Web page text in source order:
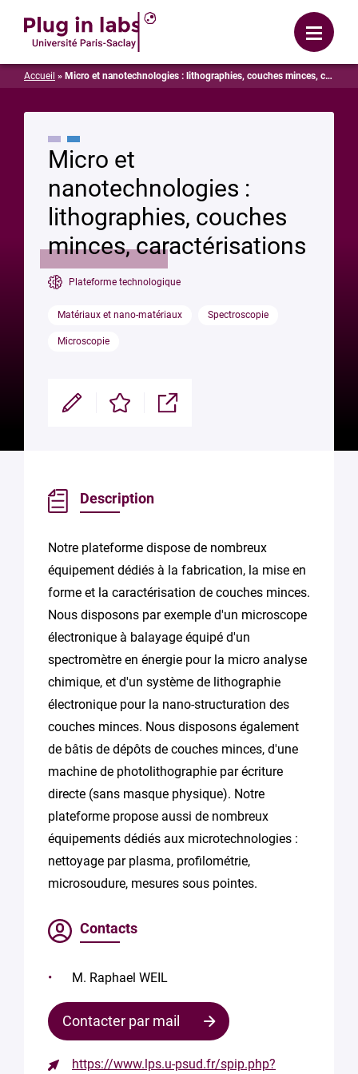
Menu
Accueil » Micro et nanotechnologies : lithographies, couches minces, caractérisations
Micro et
nanotechnologies :
lithographies, couches
minces, caractérisations
Plateforme technologique
Matériaux et nano-matériaux Spectroscopie
Microscopie
Modifier Enregistrer Partager
Description
Notre plateforme dispose de nombreux
équipement dédiés à la fabrication, la mise en
forme et la caractérisation de couches minces.
Nous disposons par exemple d'un microscope
électronique à balayage équipé d'un
spectromètre en énergie pour la micro analyse
chimique, et d'un système de lithographie
électronique pour la nano-structuration des
couches minces. Nous disposons également
de bâtis de dépôts de couches minces, d'une
machine de photolithographie par écriture
directe (sans masque physique). Notre
plateforme propose aussi de nombreux
équipements dédiés aux microtechnologies :
nettoyage par plasma, profilométrie,
microsoudure, mesures sous pointes.
Contacts
M. Raphael WEIL
Contacter par mail
https://www.lps.u-psud.fr/spip.php?